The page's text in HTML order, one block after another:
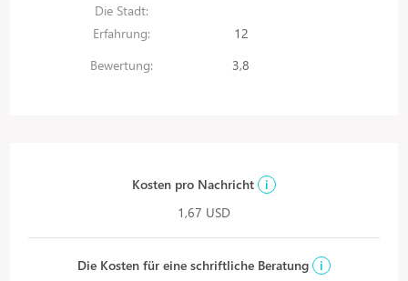
Die Stadt:
Erfahrung:
12
Bewertung:
3,8
Kosten pro Nachricht
i
1,67 USD
Die Kosten für eine schriftliche Beratung
i